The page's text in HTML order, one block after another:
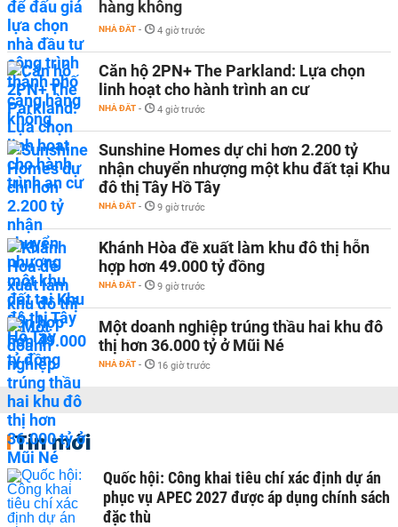
hàng không
NHÀ ĐẤT - 4 giờ trước
Căn hộ 2PN+ The Parkland: Lựa chọn
linh hoạt cho hành trình an cư
NHÀ ĐẤT - 4 giờ trước
Sunshine Homes dự chi hơn 2.200 tỷ
nhận chuyển nhượng một khu đất tại Khu
đô thị Tây Hồ Tây
NHÀ ĐẤT - 9 giờ trước
Khánh Hòa đề xuất làm khu đô thị hỗn
hợp hơn 49.000 tỷ đồng
NHÀ ĐẤT - 9 giờ trước
Một doanh nghiệp trúng thầu hai khu đô
thị hơn 36.000 tỷ ở Mũi Né
NHÀ ĐẤT - 16 giờ trước
Tin mới
Quốc hội: Công khai tiêu chí xác định dự án
phục vụ APEC 2027 được áp dụng chính sách
đặc thù